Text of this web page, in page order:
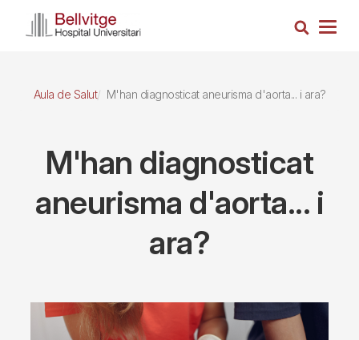
Cerca
Aula de Salut M'han diagnosticat aneurisma d'aorta... i ara?
M'han diagnosticat
aneurisma d'aorta... i
ara?
Imagen